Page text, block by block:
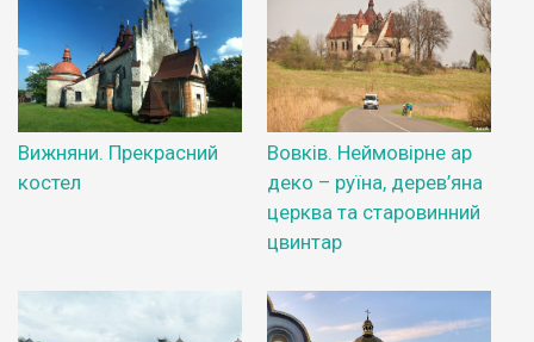
Вижняни. Прекрасний
костел
Вовків. Неймовірне ар
деко – руїна, дерев’яна
церква та старовинний
цвинтар